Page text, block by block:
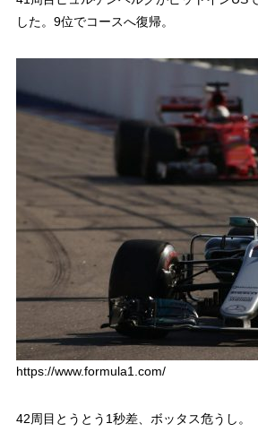
した。9位でコースへ復帰。
https://www.formula1.com/
42周目とうとう1秒差、ボッタス危うし。